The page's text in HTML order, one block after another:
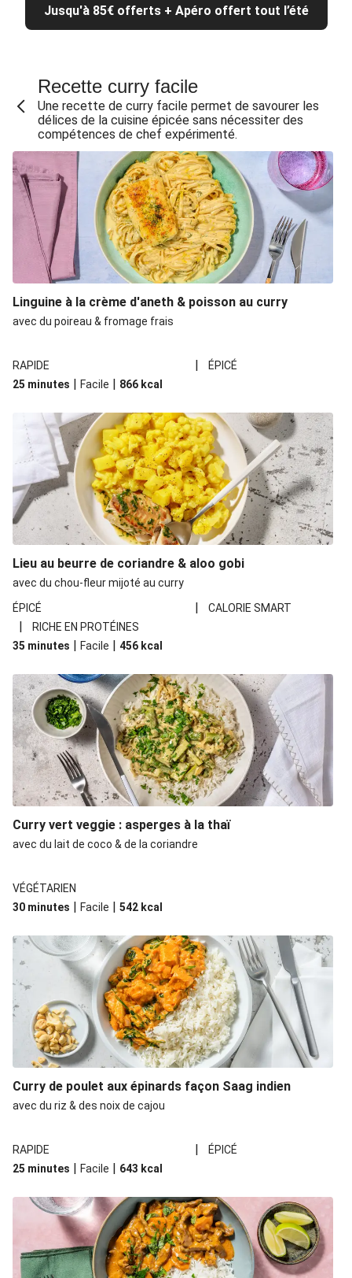
Curry de crevettes au vadouvan
Curry de poulet express & riz de chou-fleur
Curry rouge au poulet & semoule complète
Curry d'épinards & riz au curcuma
Curry doux aux épinards et aux pois chiches
Curry aux épinards et aux patates douces
Curry au poulet et haricots verts
Filet de merlu pané accompagné de chou-fleur et d'une
sauce au curry
Curry aux crevettes express
Curry vert aux boulettes de poulet
Jusqu'à 85€ offerts + Apéro offert tout l’été
Recette curry facile
Une recette de curry facile permet de savourer les
délices de la cuisine épicée sans nécessiter des
compétences de chef expérimenté.
Linguine à la crème d'aneth & poisson au curry
avec du poireau & fromage frais
RAPIDE |
ÉPICÉ
25 minutes | Facile | 866 kcal
Lieu au beurre de coriandre & aloo gobi
avec du chou-fleur mijoté au curry
ÉPICÉ
| CALORIE SMART
|
RICHE EN PROTÉINES
35 minutes | Facile | 456 kcal
Curry vert veggie : asperges à la thaï
avec du lait de coco & de la coriandre
VÉGÉTARIEN
30 minutes | Facile | 542 kcal
Curry de poulet aux épinards façon Saag indien
avec du riz & des noix de cajou
RAPIDE |
ÉPICÉ
25 minutes | Facile | 643 kcal